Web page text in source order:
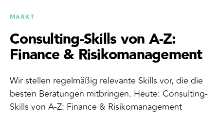
MARKT
Consulting-Skills von A-Z:
Finance & Risikomanagement
Wir stellen regelmäßig relevante Skills vor, die die
besten Beratungen mitbringen. Heute: Consulting-
Skills von A-Z: Finance & Risikomanagement